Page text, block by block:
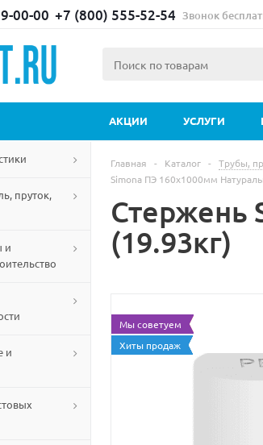
00-00 +7 (800) 555-52-54 Звонок
АКЦИИ УСЛУГИ
пруток,
и
и
Главная - Каталог - Трубы,
Simona ПЭ 160х1000мм
Стержень
(19.93кг)
Мы советуем
Хиты продаж